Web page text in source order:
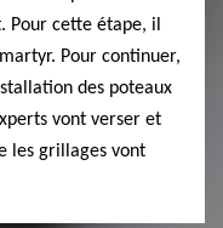
cette étape, il
Pour continuer,
des poteaux
vont verser et
les grillages vont